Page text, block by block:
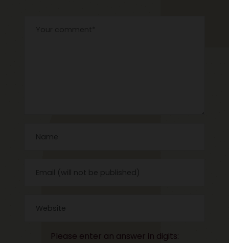
Please enter an answer in digits: